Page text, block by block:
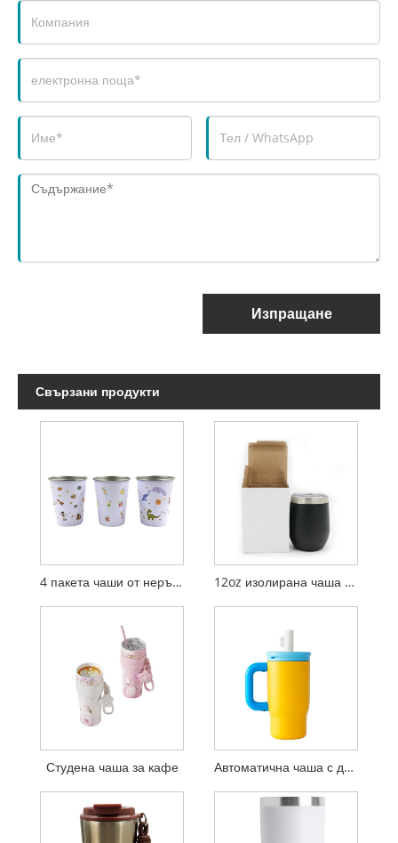
Изпращане
Свързани продукти
4 пакета чаши от неръждаема стомана от 12 унции 12oz изолирана чаша от неръждаема стомана
Студена чаша за кафе Автоматична чаша с дръжка и сламка